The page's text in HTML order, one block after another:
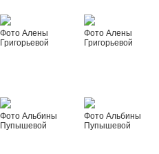
Фото Алены
Григорьевой
Фото Алены
Григорьевой
Фото Альбины
Пупышевой
Фото Альбины
Пупышевой